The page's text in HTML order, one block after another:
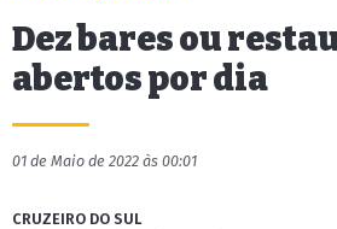
Dez bares ou
abertos por dia
01 de Maio de 2022 às 00:01
CRUZEIRO DO SUL